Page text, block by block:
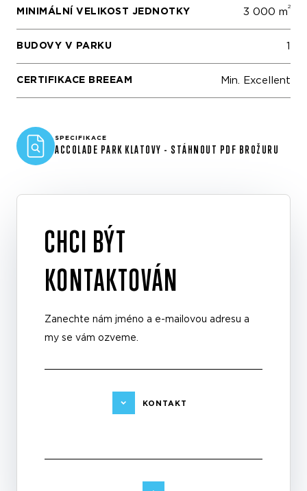
MINIMÁLNÍ VELIKOST JEDNOTKY 3 000 m2
BUDOVY V PARKU 1
CERTIFIKACE BREEAM Min. Excellent
SPECIFIKACE
ACCOLADE PARK KLATOVY - STÁHNOUT PDF BROŽURU
CHCI BÝT
KONTAKTOVÁN
Zanechte nám jméno a e-mailovou adresu a
my se vám ozveme.
KONTAKT